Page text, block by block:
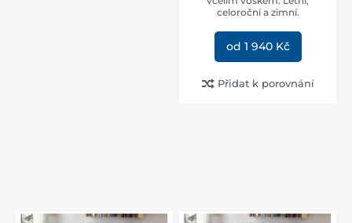
celoroční a zimní.
od 1 940 Kč
Přidat k porovnání